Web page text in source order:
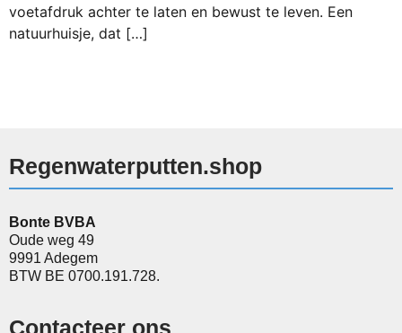
voetafdruk achter te laten en bewust te leven. Een
natuurhuisje, dat […]
Regenwaterputten.shop
Bonte BVBA
Oude weg 49
9991 Adegem
BTW BE 0700.191.728.
Contacteer ons